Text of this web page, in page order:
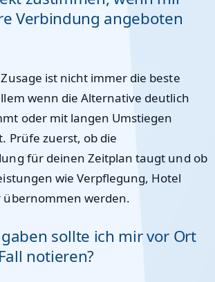
Verbindung angeboten
ist nicht immer die beste
wenn die Alternative deutlich
oder mit langen Umstiegen
Prüfe zuerst, ob die
für deinen Zeitplan taugt und ob
wie Verpflegung, Hotel
übernommen werden.
sollte ich mir vor Ort
notieren?